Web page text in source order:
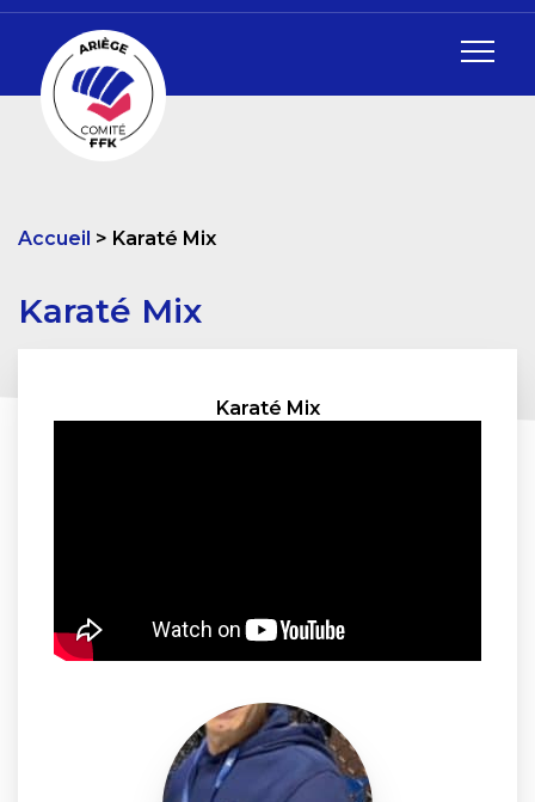
Accueil Karaté Mix
Karaté Mix
Karaté Mix